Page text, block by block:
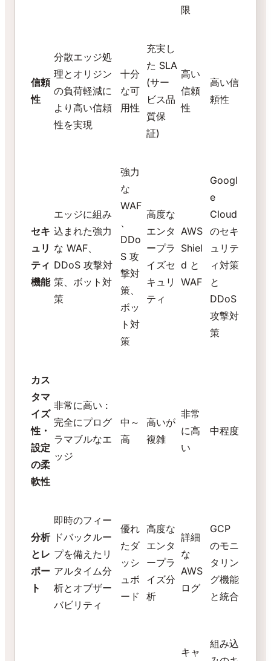
限
信頼
性
分散エッジ処
理とオリジン
の負荷軽減に
より高い信頼
性を実現
十分
な可
用性
充実し
た SLA
(サー
ビス品
質保
証)
高い
信頼
性
高い信
頼性
セキ
ュリ
ティ
機能
エッジに組み
込まれた強力
な WAF、
DDoS 攻撃対
策、ボット対
策
強力
な
WAF
、
DDo
S 攻
撃対
策、
ボッ
ト対
策
高度な
エンタ
ープラ
イズセ
キュリ
ティ
AWS
Shiel
d と
WAF
Googl
e
Cloud
のセキ
ュリテ
ィ対策
と
DDoS
攻撃対
策
カス
タマ
イズ
性・
設定
の柔
軟性
非常に高い :
完全にプログ
ラマブルなエ
ッジ
中～
高
高いが
複雑
非常
に高
い
中程度
分析
とレ
ポー
ト
即時のフィー
ドバックルー
プを備えたリ
アルタイム分
析とオブザー
バビリティ
優れ
たダ
ッシ
ュボ
ード
高度な
エンタ
ープラ
イズ分
析
詳細
な
AWS
ログ
GCP
のモニ
タリン
グ機能
と統合
キャ
組み込